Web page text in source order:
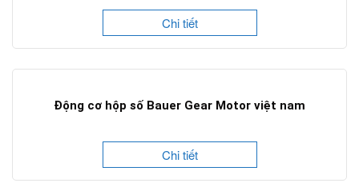
Chi tiết
Động cơ hộp số Bauer Gear Motor việt nam
Chi tiết